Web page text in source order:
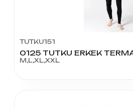
TUTKU151
0125 TUTKU ERKEK
M,L,XL,XXL